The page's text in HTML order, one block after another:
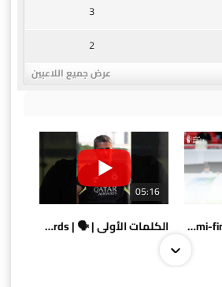
3
2
عرض جميع اللاعبين
05:16
الكلمات الأولى | 🗣 | First words AlSadd 4/1 AlDuhail - Semi-finals Amir Cup 2026 #السد/ الدحيل